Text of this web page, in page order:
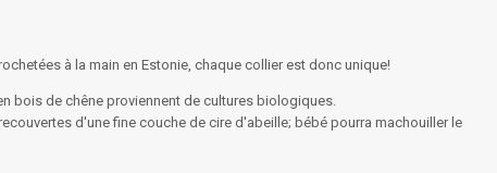
à la main en Estonie, chaque collier est donc unique!
bois de chêne proviennent de cultures biologiques.
d'une fine couche de cire d'abeille; bébé pourra machouiller le